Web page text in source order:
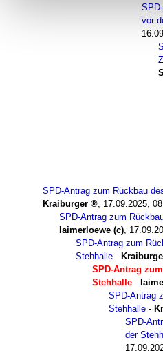
vor
SPD-Antrag zum Rückbau
Kraiburger
17.09.2025,
SPD-Antrag zum
laimerloewe (c)
SPD-Antrag zum
Stehhalle -
SPD-Antrag
Stehhalle -
SPD-Antrag
Stehhalle -
SPD-
der